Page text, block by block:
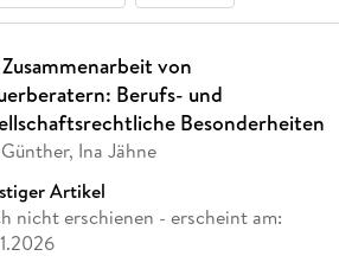
von
Berufs- und
Besonderheiten
Ina Jähne
Artikel
nicht erschienen - erscheint am: